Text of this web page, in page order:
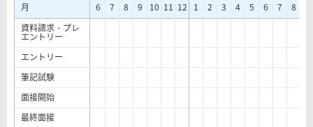
月
6 7 8 9 10 11 12 1 2 3 4 5 6 7 8
資料請求・プレ
エントリー
エントリー
筆記試験
面接開始
最終面接